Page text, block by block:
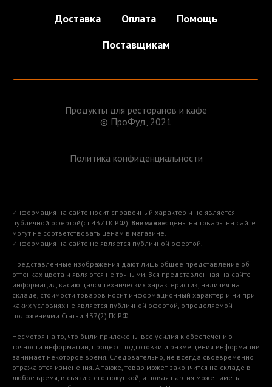
Доставка
Оплата
Помощь
Поставщикам
Продукты для ресторанов и кафе
© ПроФуд, 2021
Политика конфиденциальности
Информация на сайте носит справочный характер и не является
публичной офертой(ст.437 ГК РФ). Внимание: цены на товары на сайте
могут не соответствовать ценам в магазине.
Информация на сайте не является публичной офертой.
Представленные изображения дают лишь общее представление об
оттенках цвета и являются не точными. Вся представленная на сайте
информация, касающаяся технических характеристик, наличия на
складе, стоимости товаров носит информационный характер и ни при
каких условиях не является публичной офертой, определяемой
положениями Статьи 437(2) ГК РФ.
Несмотря на то, что были приложены все усилия к обеспечению
точности информации, процесс подготовки и размещения информации
занимает некоторое время. Следовательно, не всегда своевременно
отражаются изменения. А также, товар может закончится на складе в
любое время, в связи с его покупкой, и новая партия может иметь